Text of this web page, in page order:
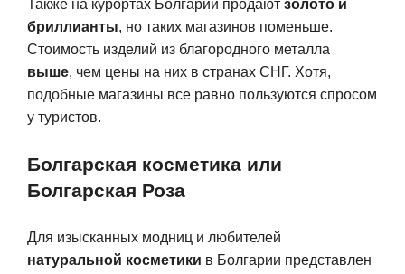
Также на курортах Болгарии продают золото и
бриллианты, но таких магазинов поменьше.
Стоимость изделий из благородного металла
выше, чем цены на них в странах СНГ. Хотя,
подобные магазины все равно пользуются спросом
у туристов.
Болгарская косметика или
Болгарская Роза
Для изысканных модниц и любителей
натуральной косметики в Болгарии представлен